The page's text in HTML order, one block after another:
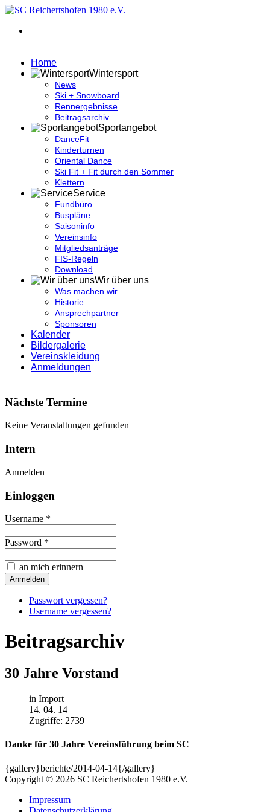
Home
Wintersport
News
Ski + Snowboard
Rennergebnisse
Beitragsarchiv
Sportangebot
DanceFit
Kinderturnen
Oriental Dance
Ski Fit + Fit durch den Sommer
Klettern
Service
Fundbüro
Buspläne
Saisoninfo
Vereinsinfo
Mitgliedsanträge
FIS-Regeln
Download
Wir über uns
Was machen wir
Historie
Ansprechpartner
Sponsoren
Kalender
Bildergalerie
Vereinskleidung
Anmeldungen
Nächste Termine
Keine Veranstaltungen gefunden
Intern
Anmelden
Einloggen
Username *
Password *
an mich erinnern
Passwort vergessen?
Username vergessen?
Beitragsarchiv
30 Jahre Vorstand
in Import
14. 04. 14
Zugriffe: 2739
Danke für 30 Jahre Vereinsführung beim SC
{gallery}berichte/2014-04-14{/gallery}
Copyright © 2026 SC Reichertshofen 1980 e.V.
Impressum